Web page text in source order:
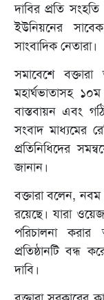
দাবির প্রতি
ইউনিয়নের
সাংবাদিক নেতারা।
সমাবেশে
মহার্ঘভাতাসহ
বাস্তবায়ন এবং
সংবাদ মাধ্যমের
প্রতিনিধিদের
জানান।
বক্তারা বলেন,
রয়েছে। যারা
পরিচালনা
প্রতিষ্ঠানটি
দাবি।